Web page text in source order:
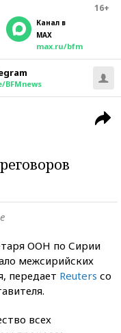
16+
Канал в
MAX
max.ru/bfm
BFMnews
ООН по Сирии
межсирийских
передает Reuters со
всех